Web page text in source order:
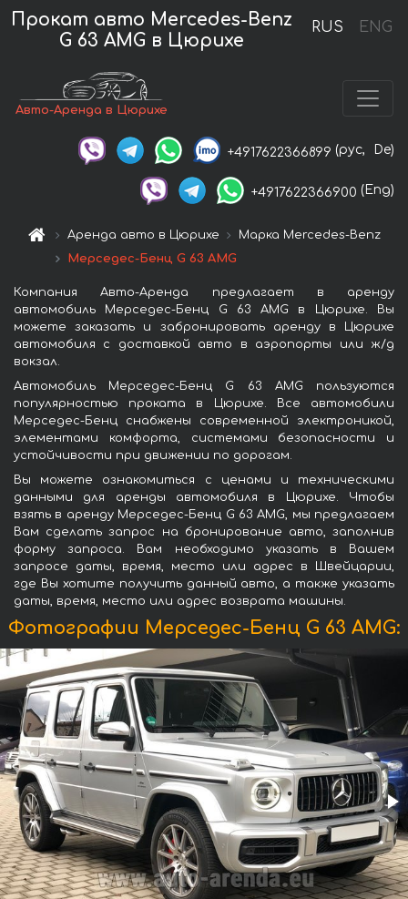
RUS ENG
Прокат авто Mercedes-Benz
G 63 AMG в Цюрихе
Авто-Аренда в Цюрихе
+4917622366899 (рус, De)
+4917622366900 (Eng)
Аренда авто в Цюрихе
Марка Mercedes-Benz
Мерседес-Бенц G 63 AMG
Компания Авто-Аренда предлагает в аренду
автомобиль Мерседес-Бенц G 63 AMG в Цюрихе. Вы
можете заказать и забронировать аренду в Цюрихе
автомобиля с доставкой авто в аэропорты или ж/д
вокзал.
Автомобиль Мерседес-Бенц G 63 AMG пользуются
популярностью проката в Цюрихе. Все автомобили
Мерседес-Бенц снабжены современной электроникой,
элементами комфорта, системами безопасности и
устойчивости при движении по дорогам.
Вы можете ознакомиться с ценами и техническими
данными для аренды автомобиля в Цюрихе. Чтобы
взять в аренду Мерседес-Бенц G 63 AMG, мы предлагаем
Вам сделать запрос на бронирование авто, заполнив
форму запроса. Вам необходимо указать в Вашем
запросе даты, время, место или адрес в Швейцарии,
где Вы хотите получить данный авто, а также указать
даты, время, место или адрес возврата машины.
Фотографии Мерседес-Бенц G 63 AMG: